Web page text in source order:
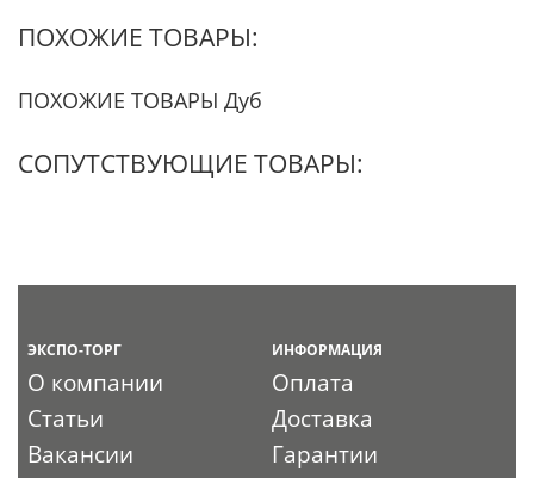
ПОХОЖИЕ ТОВАРЫ:
ПОХОЖИЕ ТОВАРЫ Дуб
СОПУТСТВУЮЩИЕ ТОВАРЫ:
ЭКСПО-ТОРГ
О компании
Статьи
Вакансии
ИНФОРМАЦИЯ
Оплата
Доставка
Гарантии